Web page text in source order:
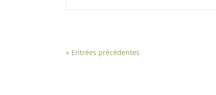
« Entrées précédentes